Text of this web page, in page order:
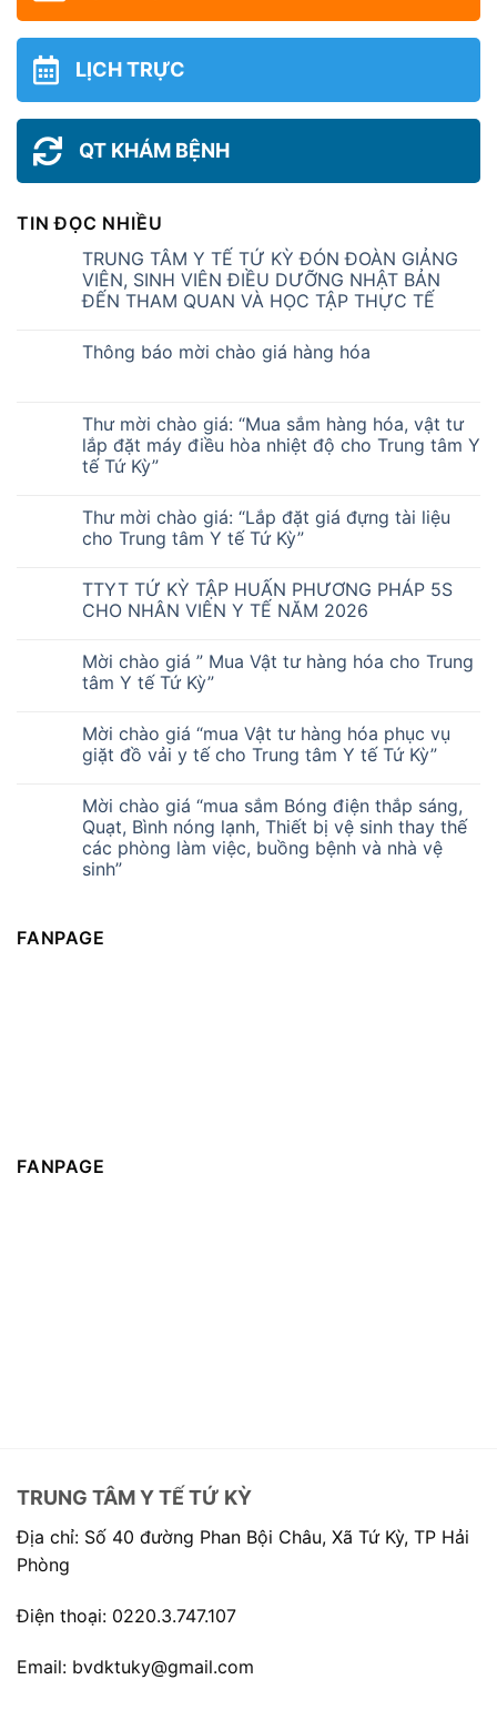
LỊCH TRỰC
QT KHÁM BỆNH
TIN ĐỌC NHIỀU
TRUNG TÂM Y TẾ TỨ KỲ ĐÓN ĐOÀN GIẢNG
VIÊN, SINH VIÊN ĐIỀU DƯỠNG NHẬT BẢN
ĐẾN THAM QUAN VÀ HỌC TẬP THỰC TẾ
Thông báo mời chào giá hàng hóa
Thư mời chào giá: “Mua sắm hàng hóa, vật tư
lắp đặt máy điều hòa nhiệt độ cho Trung tâm Y
tế Tứ Kỳ”
Thư mời chào giá: “Lắp đặt giá đựng tài liệu
cho Trung tâm Y tế Tứ Kỳ”
TTYT TỨ KỲ TẬP HUẤN PHƯƠNG PHÁP 5S
CHO NHÂN VIÊN Y TẾ NĂM 2026
Mời chào giá ” Mua Vật tư hàng hóa cho Trung
tâm Y tế Tứ Kỳ”
Mời chào giá “mua Vật tư hàng hóa phục vụ
giặt đồ vải y tế cho Trung tâm Y tế Tứ Kỳ”
Mời chào giá “mua sắm Bóng điện thắp sáng,
Quạt, Bình nóng lạnh, Thiết bị vệ sinh thay thế
các phòng làm việc, buồng bệnh và nhà vệ
sinh”
FANPAGE
FANPAGE
TRUNG TÂM Y TẾ TỨ KỲ
Địa chỉ: Số 40 đường Phan Bội Châu, Xã Tứ Kỳ, TP Hải
Phòng
Điện thoại: 0220.3.747.107
Email: bvdktuky@gmail.com